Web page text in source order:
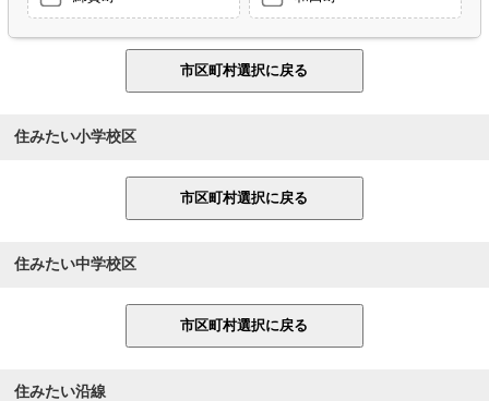
住みたい小学校区
住みたい中学校区
住みたい沿線